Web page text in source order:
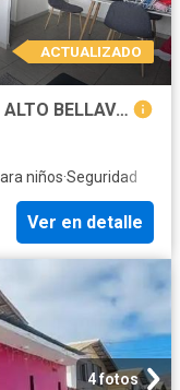
ACTUALIZADO
DEPARTAMENTO EN CONDOMINIO ALTO BELLAVISTA 2D 2B Y ESTAC
niños·Seguridad
Ver en detalle
4 fotos